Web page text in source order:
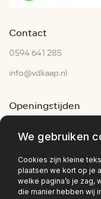
Contact
0594 641 285
info@vdkaap.nl
Openingstijden
Za:
07:00–15:00
We gebruiken
Cookies zijn kleine
plaatsen we kort op je
welke pagina’s je zag,
die manier hebben wij